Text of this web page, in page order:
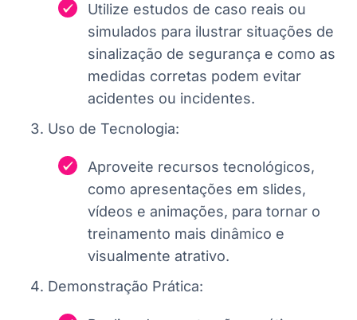
Utilize estudos de caso reais ou
simulados para ilustrar situações de
sinalização de segurança e como as
medidas corretas podem evitar
acidentes ou incidentes.
Uso de Tecnologia:
Aproveite recursos tecnológicos,
como apresentações em slides,
vídeos e animações, para tornar o
treinamento mais dinâmico e
visualmente atrativo.
Demonstração Prática: